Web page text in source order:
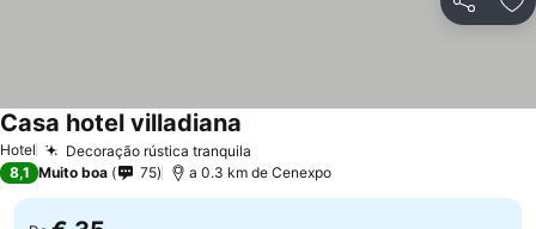
Partilhar
Hotel Decoração rústica tranquila
Casa hotel villadiana
8,1 Muito boa 75 a 0.3 km de Cenexpo